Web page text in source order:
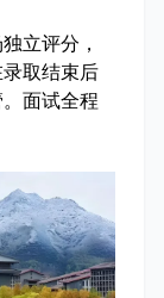
立评分，
取结束后
面试全程